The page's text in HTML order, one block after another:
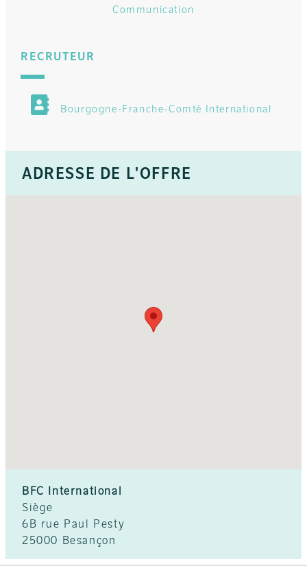
RECRUTEUR
Bourgogne-Franche-Comté International
ADRESSE DE L'OFFRE
BFC International
Siège
6B rue Paul Pesty
25000 Besançon